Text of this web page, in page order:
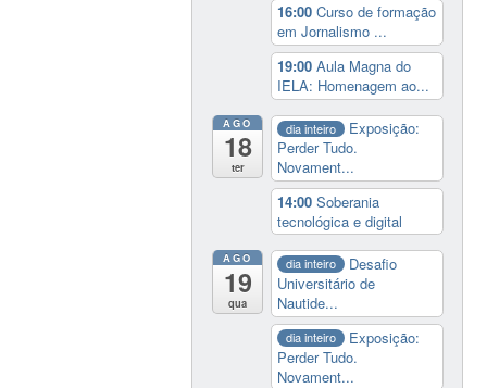
16:00Curso de formação
em Jornalismo ...
19:00Aula Magna do
IELA: Homenagem ao...
AGO
18
ter
dia inteiro
Exposição:
Perder Tudo.
Novament...
14:00Soberania
tecnológica e digital
AGO
19
qua
dia inteiro
Desafio
Universitário de
Nautide...
dia inteiro
Exposição:
Perder Tudo.
Novament...